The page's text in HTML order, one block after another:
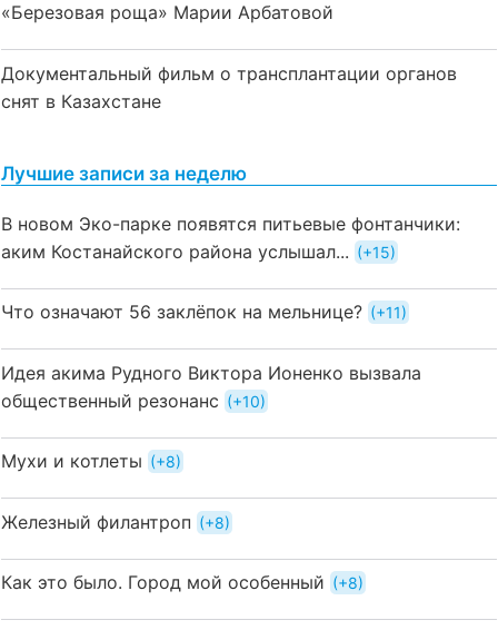
«Березовая роща» Марии Арбатовой
Документальный фильм о трансплантации органов
снят в Казахстане
Лучшие записи за неделю
В новом Эко-парке появятся питьевые фонтанчики:
аким Костанайского района услышал...
+15
Что означают 56 заклёпок на мельнице? +11
Идея акима Рудного Виктора Ионенко вызвала
общественный резонанс
+10
Мухи и котлеты +8
Железный филантроп +8
Как это было. Город мой особенный +8